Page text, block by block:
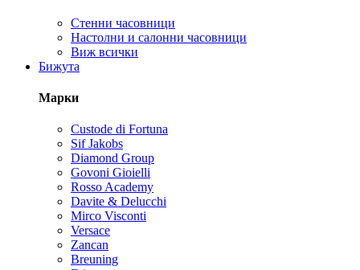
Стенни часовници
Настолни и салонни часовници
Виж всички
Бижута
Марки
Custode di Fortuna
Sif Jakobs
Diamond Group
Govoni Gioielli
Rosso Academy
Davite & Delucchi
Mirco Visconti
Versace
Zancan
Breuning